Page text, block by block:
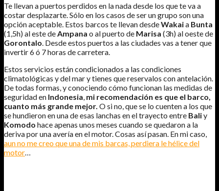
Te llevan a puertos perdidos en la nada desde los que te va a
costar desplazarte. Sólo en los casos de ser un grupo son una
opción aceptable. Estos barcos te llevan desdeWakaia Bunta
(1,5h) al este de Ampana o al puerto de Marisa (3h) al oeste de
Gorontalo . Desde estos puertos a las ciudades vas a tener que
invertir 6 ó 7 horas de carretera.
Estos servicios están condicionados a las condiciones
climatológicas y del mar y tienes que reservalos con antelación.
De todas formas, y conociendo cómo funcionan las medidas de
seguridad en Indonesia mi recomendación es que el barco,
cuanto más grande mejor. O si no, que se lo cuenten a los que
se hundieron en una de esas lanchas en el trayecto entre Baliy
Komodo hace apenas unos meses cuando se quedaron a la
deriva por una avería en el motor. Cosas así pasan. En mi caso,
aun no me creo que una de mis barcas, perdiera le hélice del
motor